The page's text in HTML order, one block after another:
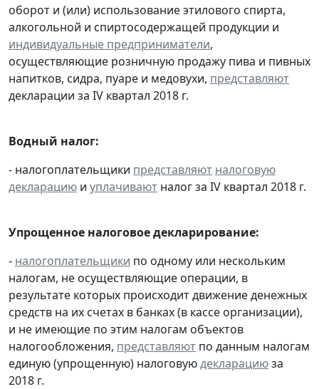
оборот и (или) использование этилового спирта,
алкогольной и спиртосодержащей продукции и
индивидуальные предприниматели,
осуществляющие розничную продажу пива и пивных
напитков, сидра, пуаре и медовухи, представляют
декларации за IV квартал 2018 г.
Водный налог:
- налогоплательщики представляют налоговую
декларацию и уплачивают налог за IV квартал 2018 г.
Упрощенное налоговое декларирование:
- налогоплательщики по одному или нескольким
налогам, не осуществляющие операции, в
результате которых происходит движение денежных
средств на их счетах в банках (в кассе организации),
и не имеющие по этим налогам объектов
налогообложения, представляют по данным налогам
единую (упрощенную) налоговуюдекларациюза
2018 г.